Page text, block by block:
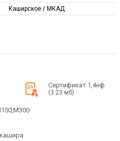
Каширское / МКАД
Сертификат 1,4нф
(3.23 мб)